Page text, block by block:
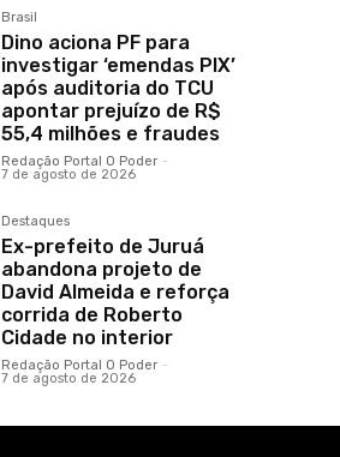
Brasil
Dino aciona PF para
investigar ‘emendas PIX’
após auditoria do TCU
apontar prejuízo de R$
55,4 milhões e fraudes
Redação Portal O Poder -
7 de agosto de 2026
Destaques
Ex-prefeito de Juruá
abandona projeto de
David Almeida e reforça
corrida de Roberto
Cidade no interior
Redação Portal O Poder -
7 de agosto de 2026